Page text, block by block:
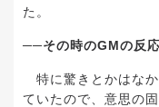
た。
──その時のGMの反
特に驚きとかはな
ていたので、意思の